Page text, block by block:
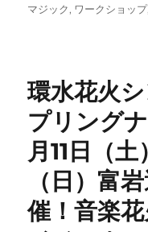
稿 テ
マジック, ワークショップ,
環水花火
プリング
月11日（
（日）富
催！音楽